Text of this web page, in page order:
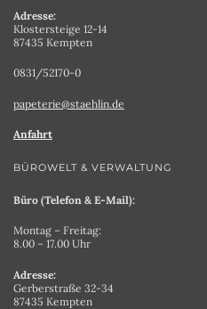
Adresse:
Klostersteige 12-14
87435 Kempten
0831/52170-0
papeterie@staehlin.de
Anfahrt
BÜROWELT & VERWALTUNG
Büro (Telefon & E-Mail):
Montag – Freitag:
8.00 – 17.00 Uhr
Adresse:
Gerberstraße 32-34
87435 Kempten